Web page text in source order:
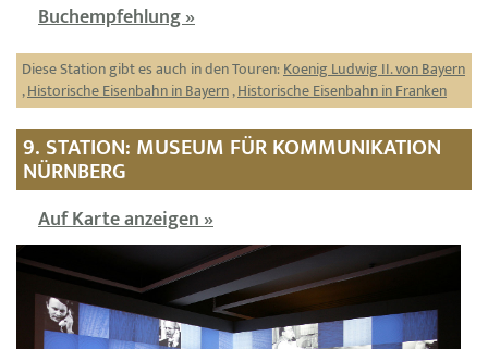
Buchempfehlung »
Diese Station gibt es auch in den Touren:Koenig Ludwig II. von Bayern
,Historische Eisenbahn in Bayern,Historische Eisenbahn in Franken
9. STATION: MUSEUM FÜR KOMMUNIKATION
NÜRNBERG
Auf Karte anzeigen »